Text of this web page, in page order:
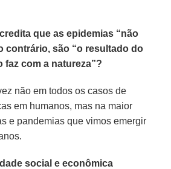
que as epidemias “não
contrário, são “o resultado do
faz com a natureza”?
não em todos os casos de
em humanos, mas na maior
e pandemias que vimos emergir
social e econômica